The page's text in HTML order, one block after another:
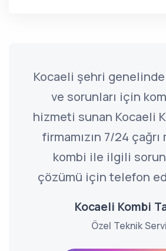
Kocaeli şehri genelinde
ve sorunları için
hizmeti sunan Kocaeli
firmamızın 7/24
kombi ile ilgili
çözümü için telefon
Kocaeli Kombi
Özel Teknik